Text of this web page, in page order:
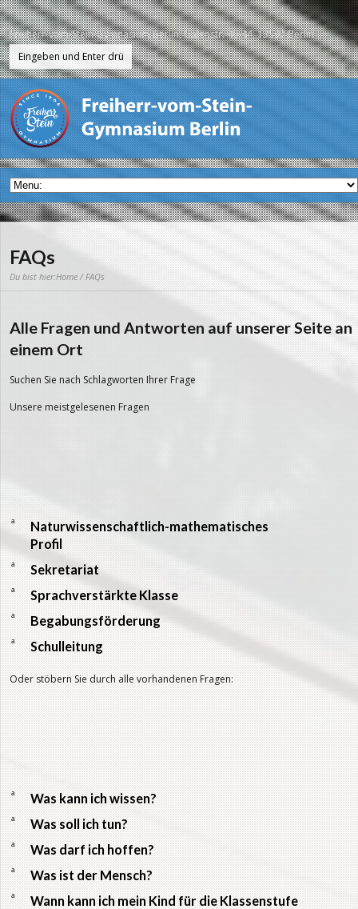
Freiherr-vom-Stein-Gymnasium Berlin, Galenstr. 40-44, 13597 Berlin
FAQs
Du bist hier:Home / FAQs
Alle Fragen und Antworten auf unserer Seite an
einem Ort
Suchen Sie nach Schlagworten Ihrer Frage
Unsere meistgelesenen Fragen
a
Naturwissenschaftlich-mathematisches
Profil
a Sekretariat
a Sprachverstärkte Klasse
a Begabungsförderung
a Schulleitung
Oder stöbern Sie durch alle vorhandenen Fragen:
a Was kann ich wissen?
a Was soll ich tun?
a Was darf ich hoffen?
a Was ist der Mensch?
a
Wann kann ich mein Kind für die Klassenstufe